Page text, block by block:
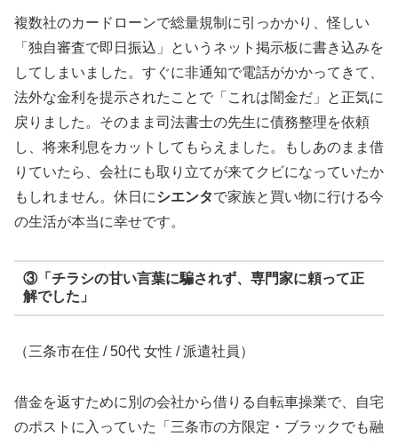
複数社のカードローンで総量規制に引っかかり、怪しい
「独自審査で即日振込」というネット掲示板に書き込みを
してしまいました。すぐに非通知で電話がかかってきて、
法外な金利を提示されたことで「これは闇金だ」と正気に
戻りました。そのまま司法書士の先生に債務整理を依頼
し、将来利息をカットしてもらえました。もしあのまま借
りていたら、会社にも取り立てが来てクビになっていたか
もしれません。休日にシエンタで家族と買い物に行ける今
の生活が本当に幸せです。
③「チラシの甘い言葉に騙されず、専門家に頼って正
解でした」
（三条市在住 / 50代 女性 / 派遣社員）
借金を返すために別の会社から借りる自転車操業で、自宅
のポストに入っていた「三条市の方限定・ブラックでも融